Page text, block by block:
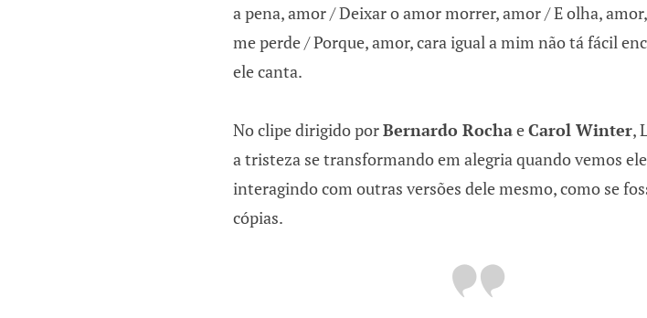
a pena, amor / Deixar o amor morrer, amor / E olha,
me perde / Porque, amor, cara igual a mim não tá fácil
ele canta.
No clipe dirigido porBernardo RochaeCarol Winter,
a tristeza se transformando em alegria quando vemos ele
interagindo com outras versões dele mesmo, como se
cópias.